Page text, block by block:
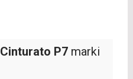
Cinturato P7marki